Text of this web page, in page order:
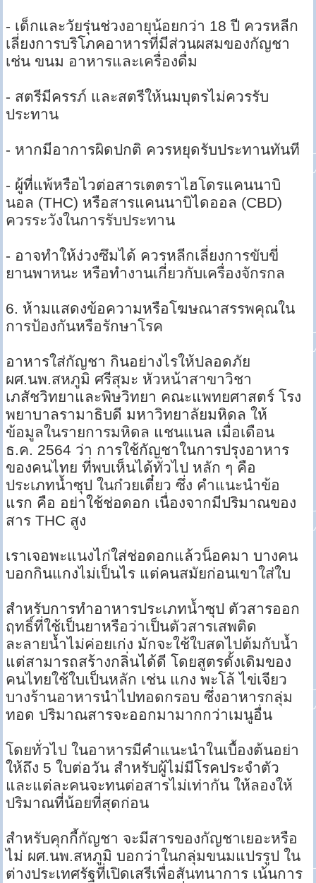
- เด็กและวัยรุ่นช่วงอายุน้อยกว่า 18 ปี ควรหลีก
เลี่ยงการบริโภคอาหารที่มีส่วนผสมของกัญชา
เช่น ขนม อาหารและเครื่องดื่ม
- สตรีมีครรภ์ และสตรีให้นมบุตรไม่ควรรับ
ประทาน
- หากมีอาการผิดปกติ ควรหยุดรับประทานทันที
- ผู้ที่แพ้หรือไวต่อสารเตตราไฮโดรแคนนาบิ
นอล (THC) หรือสารแคนนาบิไดออล (CBD)
ควรระวังในการรับประทาน
- อาจทำให้ง่วงซึมได้ ควรหลีกเลี่ยงการขับขี่
ยานพาหนะ หรือทำงานเกี่ยวกับเครื่องจักรกล
6. ห้ามแสดงข้อความหรือโฆษณาสรรพคุณใน
การป้องกันหรือรักษาโรค
อาหารใส่กัญชา กินอย่างไรให้ปลอดภัย
ผศ.นพ.สหภูมิ ศรีสุมะ หัวหน้าสาขาวิชา
เภสัชวิทยาและพิษวิทยา คณะแพทยศาสตร์ โรง
พยาบาลรามาธิบดี มหาวิทยาลัยมหิดล ให้
ข้อมูลในรายการมหิดล แชนแนล เมื่อเดือน
ธ.ค. 2564 ว่า การใช้กัญชาในการปรุงอาหาร
ของคนไทย ที่พบเห็นได้ทั่วไป หลัก ๆ คือ
ประเภทน้ำซุป ในก๋วยเตี๋ยว ซึ่ง คำแนะนำข้อ
แรก คือ อย่าใช้ช่อดอก เนื่องจากมีปริมาณของ
สาร THC สูง
เราเจอพะแนงไก่ใส่ช่อดอกแล้วน็อคมา บางคน
บอกกินแกงไม่เป็นไร แต่คนสมัยก่อนเขาใส่ใบ
สำหรับการทำอาหารประเภทน้ำซุป ตัวสารออก
ฤทธิ์ที่ใช้เป็นยาหรือว่าเป็นตัวสารเสพติด
ละลายน้ำไม่ค่อยเก่ง มักจะใช้ใบสดไปต้มกับน้ำ
แต่สามารถสร้างกลิ่นได้ดี โดยสูตรดั้งเดิมของ
คนไทยใช้ใบเป็นหลัก เช่น แกง พะโล้ ไข่เจียว
บางร้านอาหารนำไปทอดกรอบ ซึ่งอาหารกลุ่ม
ทอด ปริมาณสารจะออกมามากกว่าเมนูอื่น
โดยทั่วไป ในอาหารมีคำแนะนำในเบื้องต้นอย่า
ให้ถึง 5 ใบต่อวัน สำหรับผู้ไม่มีโรคประจำตัว
และแต่ละคนจะทนต่อสารไม่เท่ากัน ให้ลองให้
ปริมาณที่น้อยที่สุดก่อน
สำหรับคุกกี้กัญชา จะมีสารของกัญชาเยอะหรือ
ไม่ ผศ.นพ.สหภูมิ บอกว่าในกลุ่มขนมแปรรูป ใน
ต่างประเทศรัฐที่เปิดเสรีเพื่อสันทนาการ เน้นการ